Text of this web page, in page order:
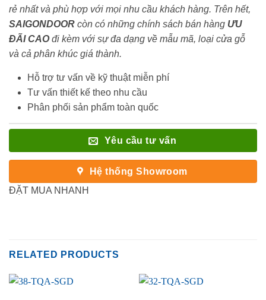
rẻ nhất và phù hợp với mọi nhu cầu khách hàng. Trên hết,
SAIGONDOOR còn có những chính sách bán hàng ƯU
ĐÃI CAOđi kèm với sự đa dạng về mẫu mã, loại cửa gỗ
và cả phân khúc giá thành.
Hỗ trợ tư vấn về kỹ thuật miễn phí
Tư vấn thiết kế theo nhu cầu
Phân phối sản phẩm toàn quốc
Yêu cầu tư vấn
Hệ thống Showroom
ĐẶT MUA NHANH
RELATED PRODUCTS